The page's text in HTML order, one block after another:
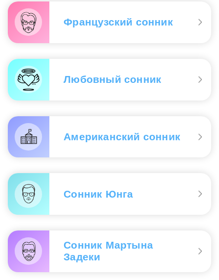
Французский сонник
Любовный сонник
Американский сонник
Сонник Юнга
Сонник Мартына
Задеки